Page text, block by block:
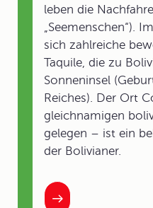
leben die
„Seemenschen“).
sich zahlreiche
Taquile, die zu
Sonneninsel
Reiches). Der Ort
gleichnamigen
gelegen – ist ein
der Bolivianer.